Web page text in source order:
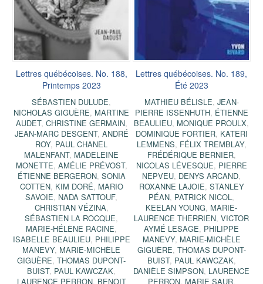
Lettres québécoises. No. 188,
Printemps 2023
SÉBASTIEN DULUDE,
NICHOLAS GIGUÈRE, MARTINE
AUDET, CHRISTINE GERMAIN,
JEAN-MARC DESGENT, ANDRÉ
ROY, PAUL CHANEL
MALENFANT, MADELEINE
MONETTE, AMÉLIE PRÉVOST,
ÉTIENNE BERGERON, SONIA
COTTEN, KIM DORÉ, MARIO
SAVOIE, NADA SATTOUF,
CHRISTIAN VÉZINA,
SÉBASTIEN LA ROCQUE,
MARIE-HÉLÈNE RACINE,
ISABELLE BEAULIEU, PHILIPPE
MANEVY, MARIE-MICHÈLE
GIGUÈRE,THOMAS DUPONT-
BUIST, PAUL KAWCZAK,
LAURENCE PERRON, BENOIT
Lettres québécoises. No. 189,
Été 2023
MATHIEU BÉLISLE, JEAN-
PIERRE ISSENHUTH, ÉTIENNE
BEAULIEU, MONIQUE PROULX,
DOMINIQUE FORTIER, KATERI
LEMMENS, FÉLIX TREMBLAY,
FRÉDÉRIQUE BERNIER,
NICOLAS LÉVESQUE, PIERRE
NEPVEU, DENYS ARCAND,
ROXANNE LAJOIE, STANLEY
PÉAN, PATRICK NICOL,
KEELAN YOUNG, MARIE-
LAURENCE THERRIEN,VICTOR
AYMÉ LESAGE, PHILIPPE
MANEVY, MARIE-MICHÈLE
GIGUÈRE, THOMAS DUPONT-
BUIST, PAUL KAWCZAK,
DANIÈLE SIMPSON, LAURENCE
PERRON, MARIE SAUR,